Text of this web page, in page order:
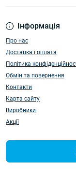
Інформація
Про нас
Доставка і оплата
Політика
Обмін та повернення
Контакти
Карта сайту
Виробники
Акції